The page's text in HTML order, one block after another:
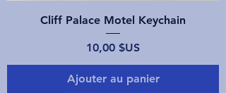
Cliff Palace Motel Keychain
Prix
10,00 $US
Ajouter au panier